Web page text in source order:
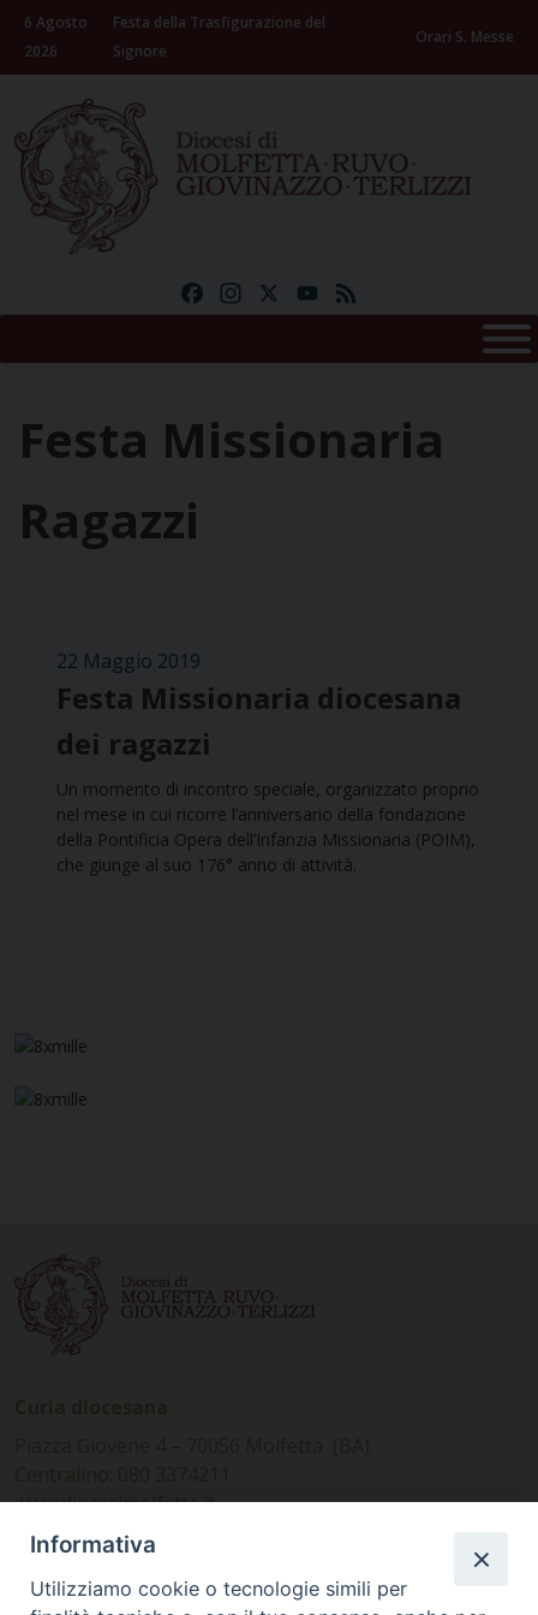
Skip
content
6 Agosto
2026
Festa della Trasfigurazione del
Signore
Orari S. Messe
FacebookInstagramYouTube
Festa Missionaria
Ragazzi
22 Maggio 2019
Festa Missionaria diocesana
dei ragazzi
Un momento di incontro speciale, organizzato proprio
nel mese in cui ricorre l’anniversario della fondazione
della Pontificia Opera dell’Infanzia Missionaria (POIM),
che giunge al suo 176° anno di attività.
www.diocesimolfetta.it –
diocesimolfetta@pec.chiesacattolica.it
Informativa
Utilizziamo cookie o tecnologie simili per